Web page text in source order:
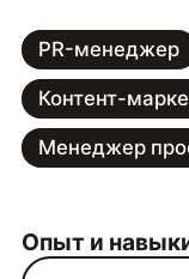
PR-менеджер
Контент-
Менеджер
Опыт и